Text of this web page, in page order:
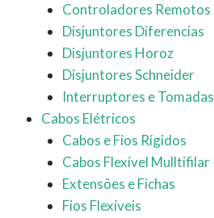
Controladores Remotos
Disjuntores Diferencias
Disjuntores Horoz
Disjuntores Schneider
Interruptores e Tomadas
Cabos Elétricos
Cabos e Fios Rígidos
Cabos Flexível Mulltifilar
Extensões e Fichas
Fios Flexíveis